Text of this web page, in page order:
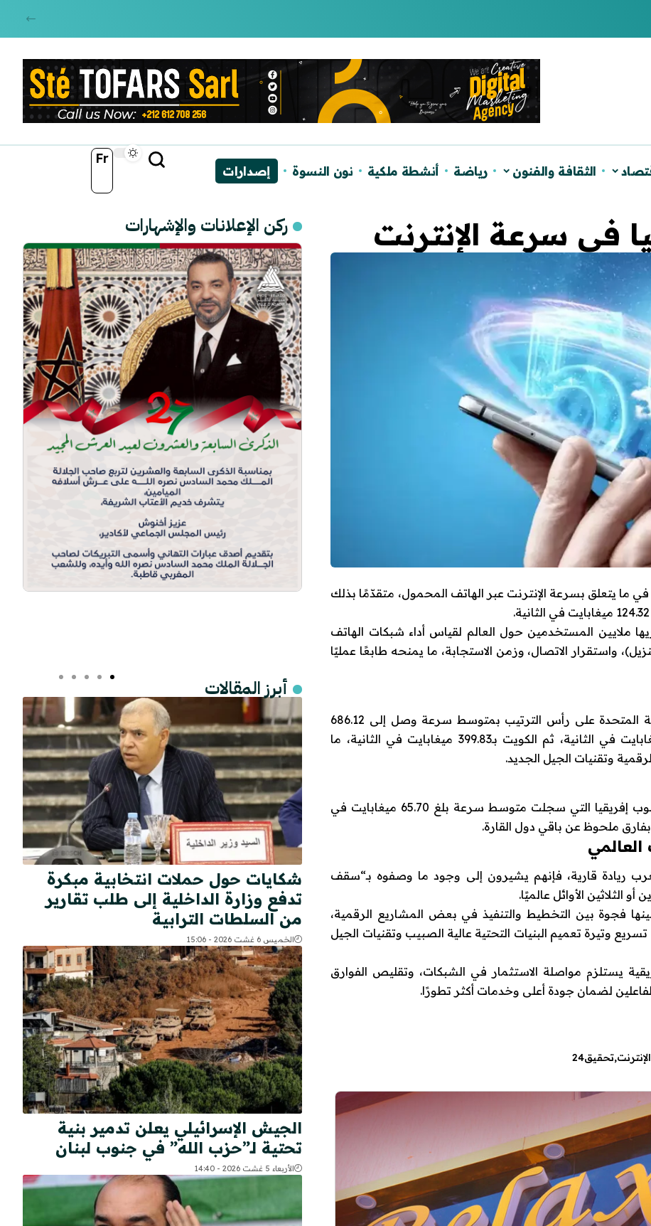
Fr
الثقافة والفنون رياضة أنشطة ملكية نون النسوة إصدارات
في سرعة الإنترنت
في المرتبة 39 عالميًا خلال سنة 2025 في ما يتعلق بسرعة الإنترنت عبر الهاتف المحمول، متقدّمًا بذلك
ملايين المستخدمين حول العالم لقياس أداء شبكات الهاتف
واستقرار الاتصال، وزمن الاستجابة، ما يمنحه طابعًا عمليًا
المتحدة
على رأس الترتيب بمتوسط سرعة وصل إلى 686.12
الكويت
بـ399.83 ميغابايت في الثانية، ما
وتقنيات الجيل الجديد.
إفريقيا
التي سجلت متوسط سرعة بلغ 65.70 ميغابايت في
ريادة قارية، فإنهم يشيرون إلى وجود ما وصفوه بـ“سقف
الأوائل عالميًا.
فجوة بين التخطيط والتنفيذ في بعض المشاريع الرقمية،
وتيرة تعميم البنيات التحتية عالية الصبيب وتقنيات الجيل
يستلزم مواصلة الاستثمار في الشبكات، وتقليص الفوارق
لضمان جودة أعلى وخدمات أكثر تطورًا.
تحقيق24
ركن الإعلانات والإشهارات
أبرز المقالات
شكايات حول حملات انتخابية مبكرة
تدفع وزارة الداخلية إلى طلب تقارير
من السلطات الترابية
الخميس 6 غشت 2026 - 15:06
الجيش الإسرائيلي يعلن تدمير بنية
تحتية لـ”حزب الله” في جنوب لبنان
الأربعاء 5 غشت 2026 - 14:40